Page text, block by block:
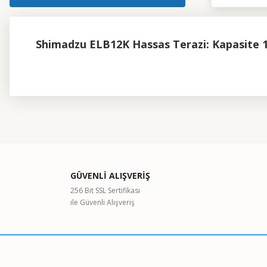
Shimadzu ELB12K Hassas Terazi: Kapasite
Ürün açıklamasında eksik bilgiler bulunuyor.
Ürün bilgilerinde hatalar bulunuyor.
GÜVENLİ ALIŞVERİŞ
256 Bit SSL Sertifikası
ile Güvenli Alışveriş